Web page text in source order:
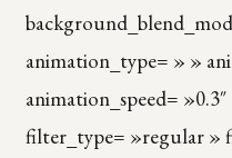
animation_type= » »
animation_speed=
filter_type= »regular »